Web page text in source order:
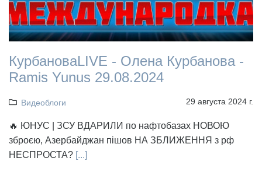
КурбановаLIVE - Олена Курбанова -
Ramis Yunus 29.08.2024
Видеоблоги 29 августа 2024 г.
🔥 ЮНУС | ЗСУ ВДАРИЛИ по нафтобазах НОВОЮ
зброєю, Азербайджан пішов НА ЗБЛИЖЕННЯ з рф
НЕСПРОСТА? [...]